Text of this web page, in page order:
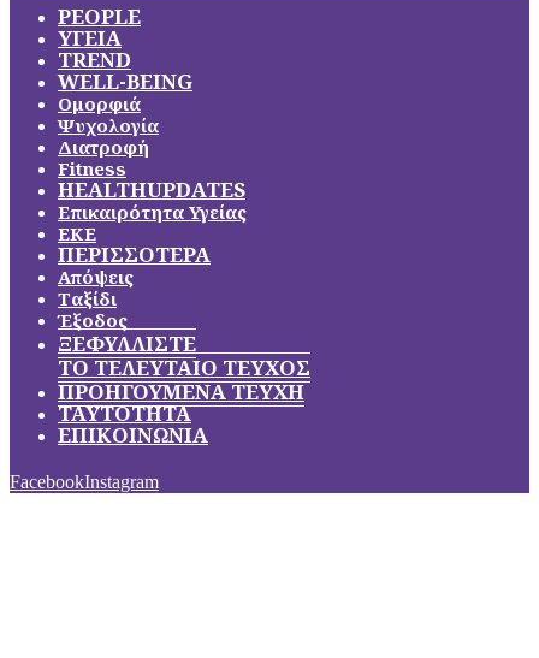
PEOPLE
ΥΓΕΙΑ
TREND
WELL-BEING
Ομορφιά
Ψυχολογία
Διατροφή
Fitness
HEALTHUPDATES
Επικαιρότητα Υγείας
ΕΚΕ
ΠΕΡΙΣΣΟΤΕΡΑ
Απόψεις
Ταξίδι
Έξοδος
ΞΕΦΥΛΛΙΣΤΕ
ΤΟ ΤΕΛΕΥΤΑΙΟ ΤΕΥΧΟΣ
ΠΡΟΗΓΟΥΜΕΝΑ ΤΕΥΧΗ
ΤΑΥΤΟΤΗΤΑ
ΕΠΙΚΟΙΝΩΝΙΑ
FacebookInstagram